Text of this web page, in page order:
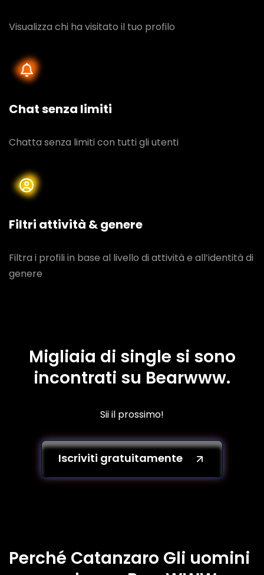
Visualizza chi ha visitato il tuo profilo
Chat senza limiti
Chatta senza limiti con tutti gli utenti
Filtri attività & genere
Filtra i profili in base al livello di attività e all’identità di
genere
Migliaia di single si sono
incontrati su Bearwww.
Sii il prossimo!
Iscriviti gratuitamente
Perché Catanzaro Gli uomini